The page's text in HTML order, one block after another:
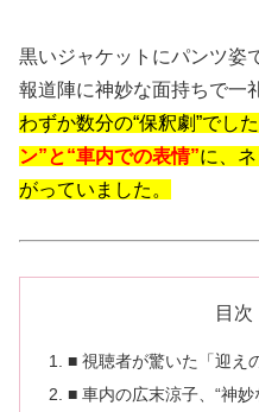
黒いジャケットにパンツ姿
報道陣に神妙な面持ちで一
わずか数分の“保釈劇”でし
ン”と“車内での表情”に、
がっていました。
目次
■ 視聴者が驚いた「迎え
■ 車内の広末涼子、“神